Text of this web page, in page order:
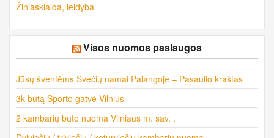
Žiniasklaida, leidyba
Visos nuomos paslaugos
Jūsų šventėms Svečių namai Palangoje – Pasaulio kraštas
3k butą Sporto gatvė Vilnius
2 kambarių buto nuoma Vilniaus m. sav. ,